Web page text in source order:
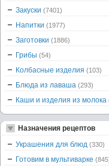
Закуски (7401)
Напитки (1977)
Заготовки (1886)
Грибы (54)
Колбасные изделия (103)
Блюда из лаваша (293)
Каши и изделия из молока
Назначения рецептов
Украшения для блюд (330)
Готовим в мультиварке